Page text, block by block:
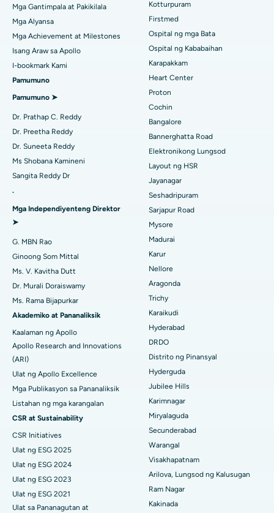
Maghanap ng Dermatologist
Maghanap ng Urologist
Maghanap ng Diabetologist
Maghanap ng Ginekologo
Maghanap ng Pangkalahatang Doktor
Maghanap ng Sikologo
Maghanap ng Pangkalahatang Siruhano
Pinakamahusay na Ospital sa Jubilee Hills, Hyderabad
Pinakamahusay na Ospital sa Tondiarpet, Chennai
Pinakamahusay na Ospital sa Kotturpuram, Chennai
Pinakamahusay na Ospital sa Kovai Road, Karur
Pinakamahusay na Ospital sa Karapakkam, Chennai
Pinakamahusay na Ospital sa Arilova, Vizag
Pinakamahusay na Ospital sa Kanpur Road, Lucknow
Pinakamahusay na Ospital sa Sektor-26, Noida
Pinakamahusay na Ospital sa Gandhinagar, Ahmedabad
Pinakamahusay na Ospital sa Aragonda, Andhra Pradesh
Pinakamahusay na Ospital sa Bannerghatta Road, Bangalore
Pinakamahusay na Ospital sa Unit-15, Bhubaneswar
Pinakamahusay na Ospital sa Seepat Road, Bilaspur
Pinakamahusay na Ospital sa Ellisbridge, Ahmedabad
Pinakamahusay na Ospital sa New Delhi
Pinakamahusay na Ospital sa DRDO, Hyderabad
Pinakamahusay na Ospital sa GS Road, Guwahati
Pinakamahusay na Ospital sa Hyderguda, Hyderabad
Pinakamahusay na Ospital sa Vijay Nagar, Indore
Pinakamahusay na Ospital sa Suryaraopeta Main Road,
Kakinada
liposuction
Coronary Angiogram
Kapalit na Transcatheter Aortic Valve
Pag-aayos ng MitraClip Valve
Minimally Invasive Cardiac Surgery
Pagwawaksi ng Catheter
Pagpapalit ng Balikat na Balikat
Endometrial Ablation
Ovarian Cystectomy
Operasyong Kanser sa Dibdib
Brachytherapy
Polypectomy
Deep Brain Stimulation
Peritoneyal Dialysis
Kidney Biopsy
Parathyroidectomy
Ceramic Kabuuang Pagpapalit ng Tuhod
Mga Gantimpala at Pakikilala
Mga Alyansa
Mga Achievement at Milestones
Isang Araw sa Apollo
I-bookmark Kami
Pamumuno
Pamumuno ➤
Dr. Prathap C. Reddy
Dr. Preetha Reddy
Dr. Suneeta Reddy
Ms Shobana Kamineni
Sangita Reddy Dr
.
Mga Independiyenteng Direktor
➤
G. MBN Rao
Ginoong Som Mittal
Ms. V. Kavitha Dutt
Dr. Murali Doraiswamy
Ms. Rama Bijapurkar
Akademiko at Pananaliksik
Kaalaman ng Apollo
Apollo Research and Innovations
(ARI)
Ulat ng Apollo Excellence
Mga Publikasyon sa Pananaliksik
Listahan ng mga karangalan
CSR at Sustainability
CSR Initiatives
Ulat ng ESG 2025
Ulat ng ESG 2024
Ulat ng ESG 2023
Ulat ng ESG 2021
Ulat sa Pananagutan at
Kotturpuram
Firstmed
Ospital ng mga Bata
Ospital ng Kababaihan
Karapakkam
Heart Center
Proton
Cochin
Bangalore
Bannerghatta Road
Elektronikong Lungsod
Layout ng HSR
Jayanagar
Seshadripuram
Sarjapur Road
Mysore
Madurai
Karur
Nellore
Aragonda
Trichy
Karaikudi
Hyderabad
DRDO
Distrito ng Pinansyal
Hyderguda
Jubilee Hills
Karimnagar
Miryalaguda
Secunderabad
Warangal
Visakhapatnam
Arilova, Lungsod ng Kalusugan
Ram Nagar
Kakinada